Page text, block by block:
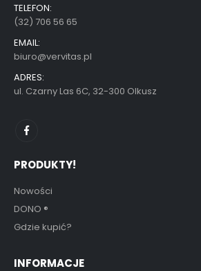
TELEFON:
(32) 706 56 65
EMAIL:
biuro@vervitas.pl
ADRES:
ul. Czarny Las 6C, 32-300 Olkusz
PRODUKTY!
Nowości
DONO ®
Gdzie kupić?
INFORMACJE